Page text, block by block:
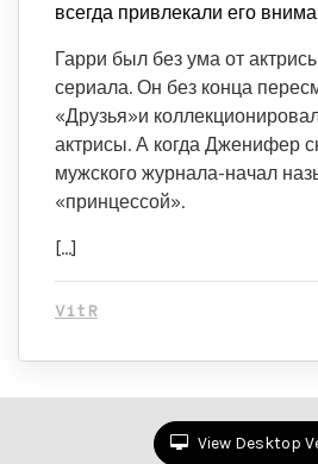
всегда привлекали его
Гарри был без ума от
сериала. Он без конца
«Друзья»и
актрисы. А когда Дженифер
мужского журнала-начал
«принцессой».
[…]
VitR
View Desktop